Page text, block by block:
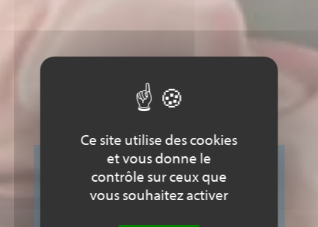
VILLES LABELLISÉES
Ce site utilise des cookies
et vous donne le
contrôle sur ceux que
vous souhaitez activer